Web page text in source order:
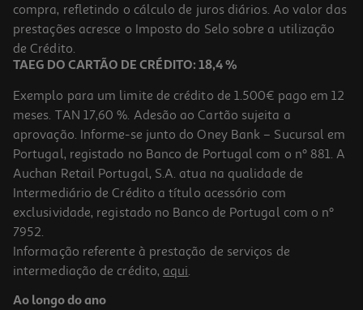
compra, refletindo o cálculo de juros diários. Ao valor das
prestações acresce o Imposto do Selo sobre a utilização
de Crédito.
TAEG DO CARTÃO DE CRÉDITO: 18,4 %
Exemplo para um limite de crédito de 1.500€ pago em 12
meses. TAN 17,60 %. Adesão ao Cartão sujeita a
aprovação. Informe-se junto do Oney Bank – Sucursal em
Portugal, registado no Banco de Portugal com o nº 881. A
Auchan Retail Portugal, S.A. atua na qualidade de
Intermediário de Crédito a título acessório com
exclusividade, registado no Banco de Portugal com o nº
7952.
Informação referente à prestação de serviços de
intermediação de crédito, aqui.
Ao longo do ano